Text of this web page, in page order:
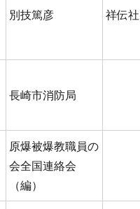
別技篤彦 祥伝社
長崎市消防局
原爆被爆教職員の
会全国連絡会
（編）